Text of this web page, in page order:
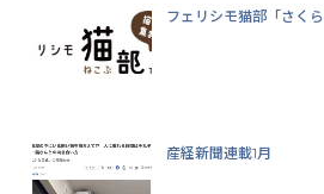
フェリシモ猫部「さく
産経新聞連載1月